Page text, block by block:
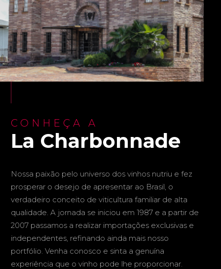
CONHEÇA A
La Charbonnade
Nossa paixão pelo universo dos vinhos nutriu e fez
prosperar o desejo de apresentar ao Brasil, o
verdadeiro conceito de viticultura familiar de alta
qualidade. A jornada se iniciou em 1987 e a partir de
2007 passamos a realizar importações exclusivas e
independentes, refinando ainda mais nosso
portfólio. Venha conosco e sinta a genuína
experiência que o vinho pode lhe proporcionar.